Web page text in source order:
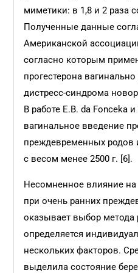
миметики: в 1,8 и 2 раза
Полученные данные
Американской
согласно которым
прогестерона
дистресс-синдрома
В работе E.B. da Fonceka
вагинальное введение
преждевременных родов
с весом менее 2500 г. [6].
Несомненное влияние
при очень ранних
оказывает выбор метода
определяется
нескольких факторов.
выделила состояние